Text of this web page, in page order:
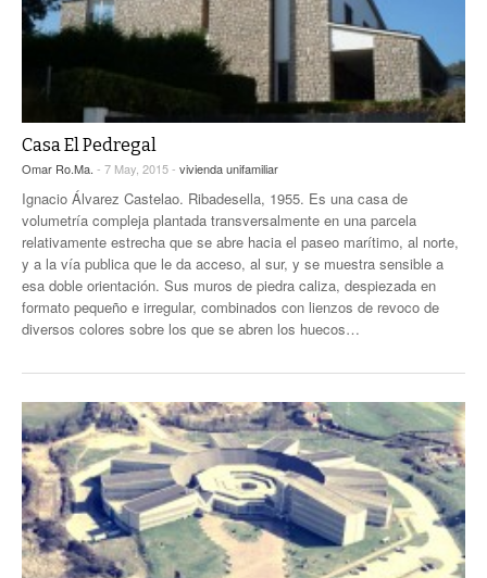
Casa El Pedregal
Omar Ro.Ma. - 7 May, 2015 - vivienda unifamiliar
Ignacio Álvarez Castelao. Ribadesella, 1955. Es una casa de
volumetría compleja plantada transversalmente en una parcela
relativamente estrecha que se abre hacia el paseo marítimo, al norte,
y a la vía publica que le da acceso, al sur, y se muestra sensible a
esa doble orientación. Sus muros de piedra caliza, despiezada en
formato pequeño e irregular, combinados con lienzos de revoco de
diversos colores sobre los que se abren los huecos…